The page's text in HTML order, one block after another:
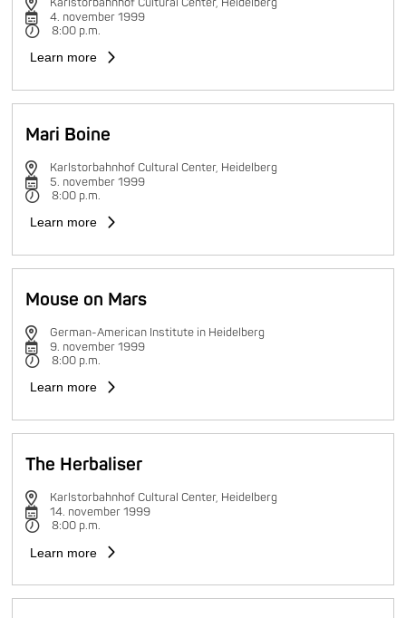
4. november 1999
8:00 p.m.
Learn more
Mari Boine
Karlstorbahnhof Cultural Center, Heidelberg
5. november 1999
8:00 p.m.
Learn more
Mouse on Mars
German-American Institute in Heidelberg
9. november 1999
8:00 p.m.
Learn more
The Herbaliser
Karlstorbahnhof Cultural Center, Heidelberg
14. november 1999
8:00 p.m.
Learn more